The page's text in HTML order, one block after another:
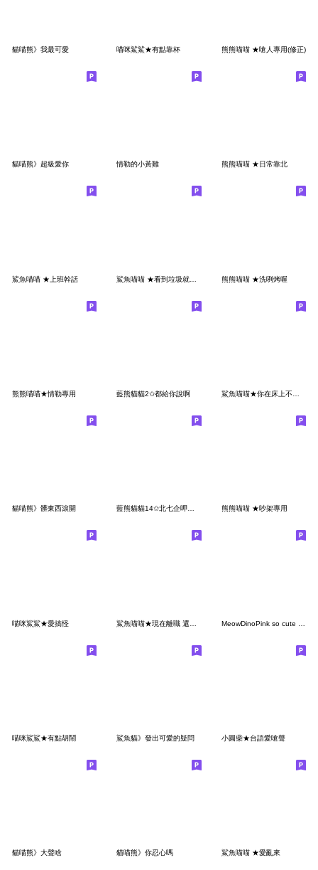
貓喵熊》我最可愛 喵咪鯊鯊★有點靠杯 熊熊喵喵 ★嗆人專用(修正)
貓喵熊》超級愛你 情勒的小黃雞 熊熊喵喵 ★日常靠北
鯊魚喵喵 ★上班幹話 熊熊喵喵 ★洗咧烤喔
熊熊喵喵★情勒專用 藍熊貓貓2✩都給你說啊
貓喵熊》髒東西滾開 藍熊貓貓14✩北七企呷賽啦 熊熊喵喵 ★吵架專用
喵咪鯊鯊★愛搞怪
喵咪鯊鯊★有點胡鬧 鯊魚貓》發出可愛的疑問 小圓柴★台語愛嗆聲
貓喵熊》大聲啥 貓喵熊》你忍心嗎 鯊魚喵喵 ★愛亂來